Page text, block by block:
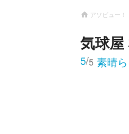
アソビュー！
気球屋
5/5 素晴ら